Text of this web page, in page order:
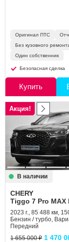
Оригинал ПТС
Без кузовного
Один собственник
Безопасная сделка
Купить
Акция!
В наличии
CHERY
Tiggo 7 Pro MAX I
2023 г., 85 488 км,
Бензин / турбо,
Передний
1 655 000 ₽ 1 470